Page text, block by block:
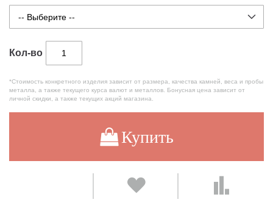
Кол-во
*Стоимость конкретного изделия зависит от размера, качества камней, веса и пробы
металла, а также текущего курса валют и металлов. Бонусная цена зависит от
личной скидки, а также текущих акций магазина.
Купить